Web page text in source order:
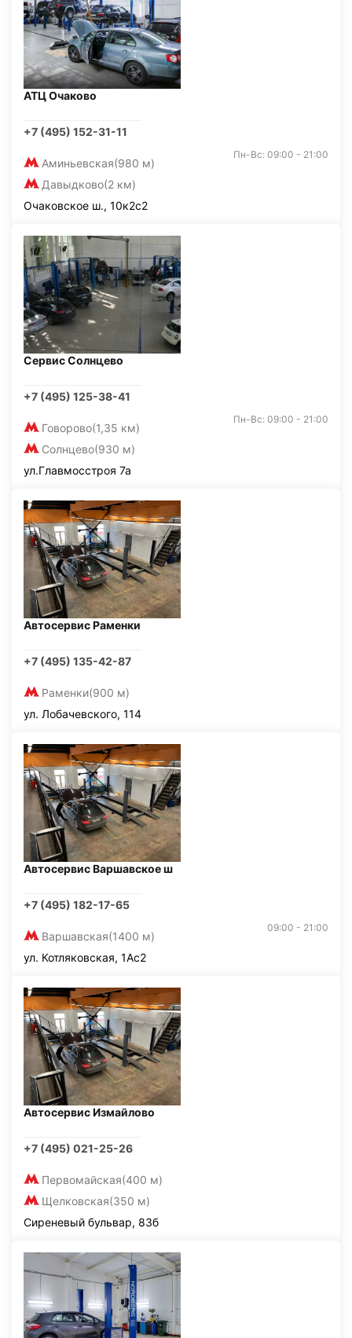
АТЦ Очаково
+7 (495) 152-31-11
Аминьевская(980 м)
Давыдково(2 км)
Пн-Вс: 09:00 - 21:00
Очаковское ш., 10к2с2
Сервис Солнцево
+7 (495) 125-38-41
Говорово(1,35 км)
Солнцево(930 м)
Пн-Вс: 09:00 - 21:00
ул.Главмосстроя 7а
Автосервис Раменки
+7 (495) 135-42-87
Раменки(900 м)
ул. Лобачевского, 114
Автосервис Варшавское ш
+7 (495) 182-17-65
Варшавская(1400 м)
09:00 - 21:00
ул. Котляковская, 1Ас2
Автосервис Измайлово
+7 (495) 021-25-26
Первомайская(400 м)
Щелковская(350 м)
Сиреневый бульвар, 83б